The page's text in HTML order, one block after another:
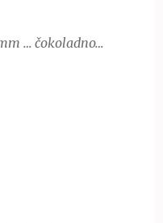
… čokoladno…